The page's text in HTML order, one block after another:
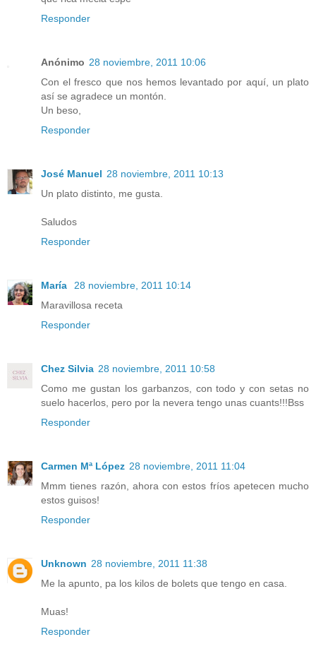
Responder
Anónimo 28 noviembre, 2011 10:06
Con el fresco que nos hemos levantado por aquí, un plato
así se agradece un montón.
Un beso,
Responder
José Manuel 28 noviembre, 2011 10:13
Un plato distinto, me gusta.
Saludos
Responder
María
28 noviembre, 2011 10:14
Maravillosa receta
Responder
Chez Silvia 28 noviembre, 2011 10:58
Como me gustan los garbanzos, con todo y con setas no
suelo hacerlos, pero por la nevera tengo unas cuants!!!Bss
Responder
Carmen Mª López 28 noviembre, 2011 11:04
Mmm tienes razón, ahora con estos fríos apetecen mucho
estos guisos!
Responder
Unknown 28 noviembre, 2011 11:38
Me la apunto, pa los kilos de bolets que tengo en casa.
Muas!
Responder